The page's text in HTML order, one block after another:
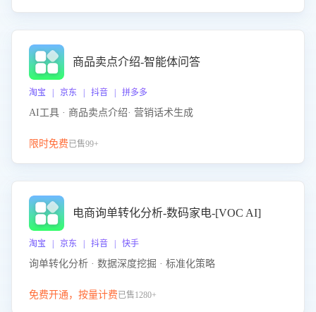
商品卖点介绍-智能体问答
淘宝 | 京东 | 抖音 | 拼多多
AI工具 · 商品卖点介绍· 营销话术生成
限时免费已售99+
电商询单转化分析-数码家电-[VOC AI]
淘宝 | 京东 | 抖音 | 快手
询单转化分析 · 数据深度挖掘 · 标准化策略
免费开通，按量计费已售1280+